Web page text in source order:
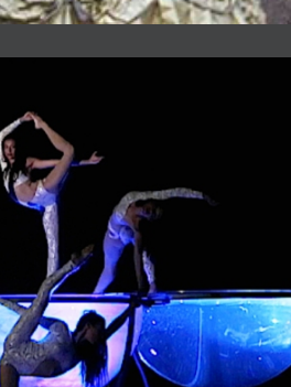
Waterbowl